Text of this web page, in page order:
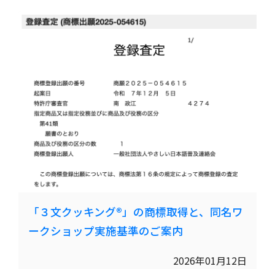
「３文クッキング®️」の商標取得と、同名ワ
ークショップ実施基準のご案内
2026年01月12日